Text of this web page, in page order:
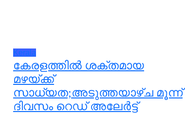
Kerala
കേരളത്തില്‍ ശക്തമായ
മഴയ്ക്ക്
സാധ്യത;അടുത്തയാഴ്ച മൂന്ന്
ദിവസം റെഡ് അലേര്‍ട്ട്